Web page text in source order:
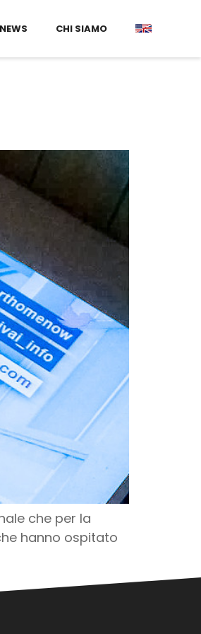
NEWS CHI SIAMO
che per la
hanno ospitato